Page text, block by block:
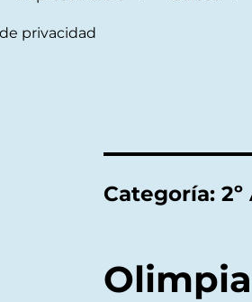
privacidad
Categoría: 2º